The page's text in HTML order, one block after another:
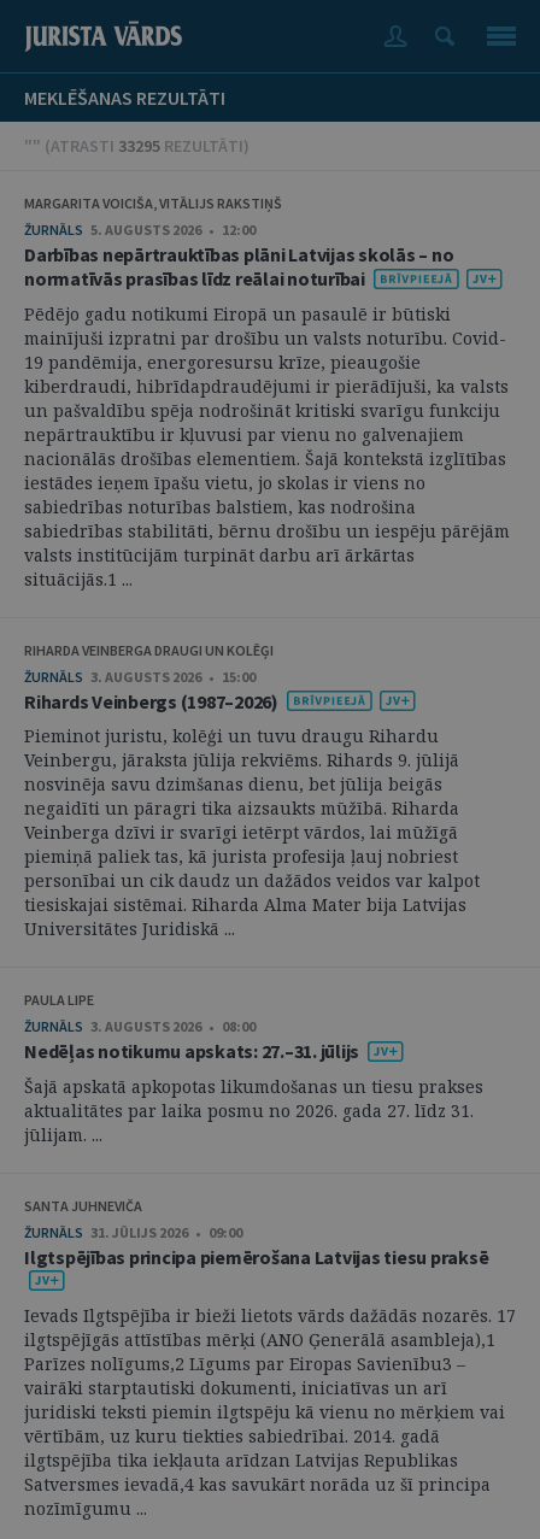
MEKLĒŠANAS REZULTĀTI
"" (ATRASTI 33295 REZULTĀTI)
MARGARITA VOICIŠA, VITĀLIJS RAKSTIŅŠ
ŽURNĀLS 5. AUGUSTS 2026 • 12:00
Darbības nepārtrauktības plāni Latvijas skolās – no
normatīvās prasības līdz reālai noturībai
Pēdējo gadu notikumi Eiropā un pasaulē ir būtiski
mainījuši izpratni par drošību un valsts noturību. Covid-
19 pandēmija, energoresursu krīze, pieaugošie
kiberdraudi, hibrīdapdraudējumi ir pierādījuši, ka valsts
un pašvaldību spēja nodrošināt kritiski svarīgu funkciju
nepārtrauktību ir kļuvusi par vienu no galvenajiem
nacionālās drošības elementiem. Šajā kontekstā izglītības
iestādes ieņem īpašu vietu, jo skolas ir viens no
sabiedrības noturības balstiem, kas nodrošina
sabiedrības stabilitāti, bērnu drošību un iespēju pārējām
valsts institūcijām turpināt darbu arī ārkārtas
situācijās.1 ...
RIHARDA VEINBERGA DRAUGI UN KOLĒĢI
ŽURNĀLS 3. AUGUSTS 2026 • 15:00
Rihards Veinbergs (1987–2026)
Pieminot juristu, kolēģi un tuvu draugu Rihardu
Veinbergu, jāraksta jūlija rekviēms. Rihards 9. jūlijā
nosvinēja savu dzimšanas dienu, bet jūlija beigās
negaidīti un pāragri tika aizsaukts mūžībā. Riharda
Veinberga dzīvi ir svarīgi ietērpt vārdos, lai mūžīgā
piemiņā paliek tas, kā jurista profesija ļauj nobriest
personībai un cik daudz un dažādos veidos var kalpot
tiesiskajai sistēmai. Riharda Alma Mater bija Latvijas
Universitātes Juridiskā ...
PAULA LIPE
ŽURNĀLS 3. AUGUSTS 2026 • 08:00
Nedēļas notikumu apskats: 27.–31. jūlijs
Šajā apskatā apkopotas likumdošanas un tiesu prakses
aktualitātes par laika posmu no 2026. gada 27. līdz 31.
jūlijam. ...
SANTA JUHNEVIČA
ŽURNĀLS 31. JŪLIJS 2026 • 09:00
Ilgtspējības principa piemērošana Latvijas tiesu praksē
Ievads Ilgtspējība ir bieži lietots vārds dažādās nozarēs. 17
ilgtspējīgās attīstības mērķi (ANO Ģenerālā asambleja),1
Parīzes nolīgums,2 Līgums par Eiropas Savienību3 –
vairāki starptautiski dokumenti, iniciatīvas un arī
juridiski teksti piemin ilgtspēju kā vienu no mērķiem vai
vērtībām, uz kuru tiekties sabiedrībai. 2014. gadā
ilgtspējība tika iekļauta arīdzan Latvijas Republikas
Satversmes ievadā,4 kas savukārt norāda uz šī principa
nozīmīgumu ...